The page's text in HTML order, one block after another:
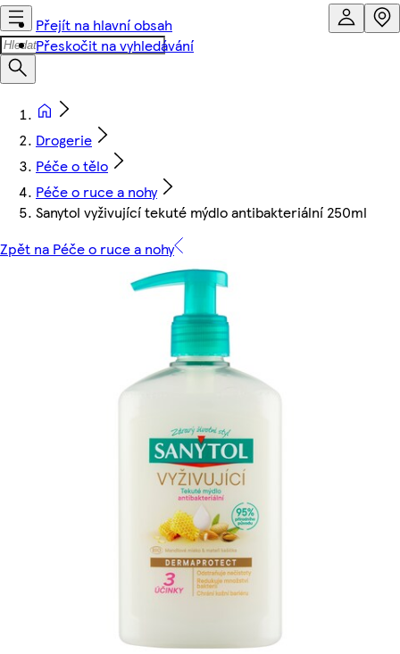
Přejít na hlavní obsah
Přeskočit na vyhledávání
Drogerie
Péče o tělo
Péče o ruce a nohy
Sanytol vyživující tekuté mýdlo antibakteriální 250ml
Zpět na Péče o ruce a nohy